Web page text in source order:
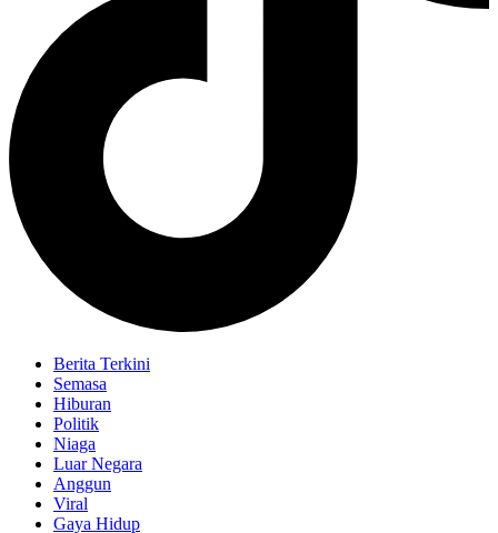
Berita Terkini
Semasa
Hiburan
Politik
Niaga
Luar Negara
Anggun
Viral
Gaya Hidup